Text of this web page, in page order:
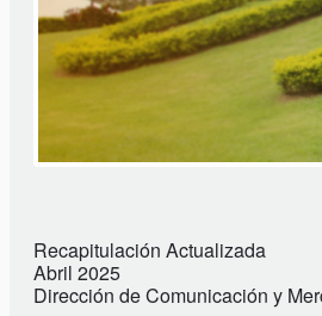
Recapitulación Actualizada
Abril 2025
Dirección de Comunicación y